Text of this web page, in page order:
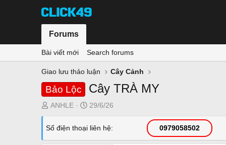
Forums
Bài viết mới Search forums
Giao lưu thảo luận Cây Cảnh
Bảo Lộc Cây TRÀ MY
T
r
ANHLE
N
à
29/6/26
Số điện thoại liên hệ 0979058502